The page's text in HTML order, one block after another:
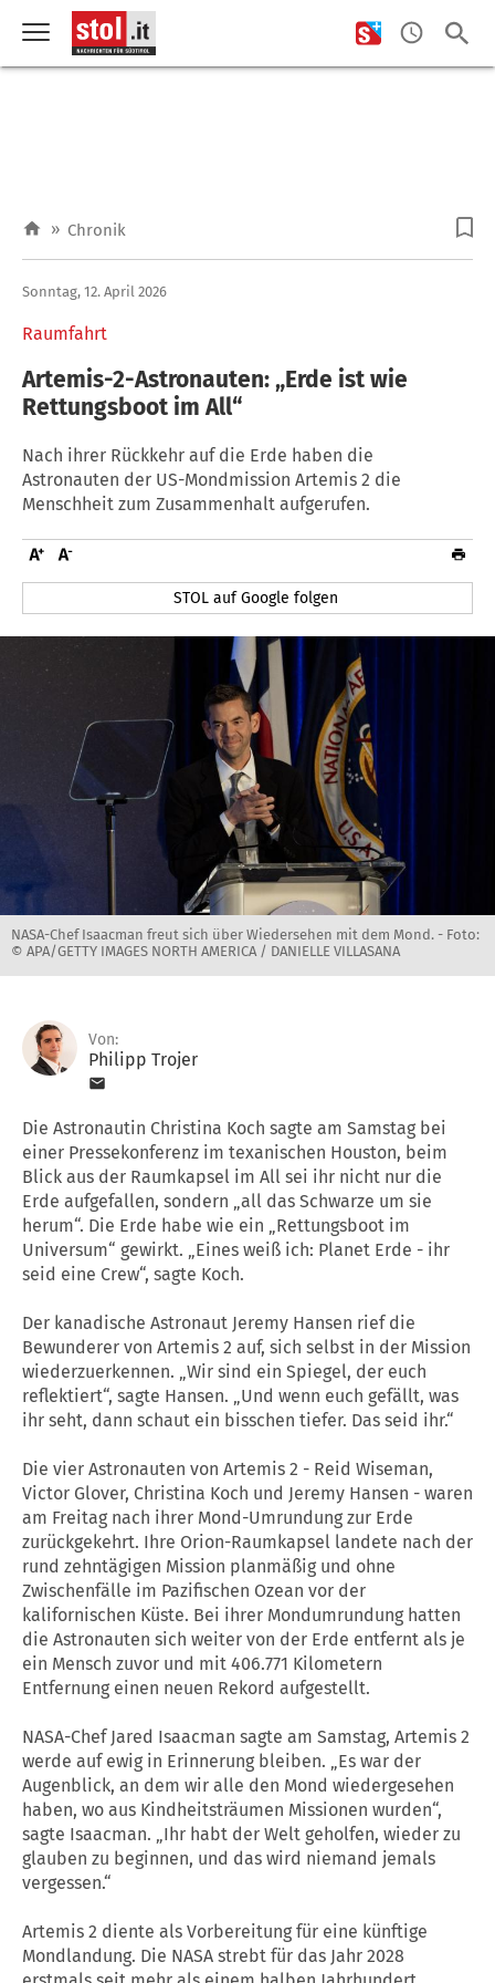
» Chronik
Raumfahrt
Sonntag, 12. April 2026
Artemis-2-Astronauten: „Erde ist wie
Rettungsboot im All“
Nach ihrer Rückkehr auf die Erde haben die
Astronauten der US-Mondmission Artemis 2 die
Menschheit zum Zusammenhalt aufgerufen.
STOL auf Google folgen
NASA-Chef Isaacman freut sich über Wiedersehen mit dem Mond. - Foto:
© APA/GETTY IMAGES NORTH AMERICA / DANIELLE VILLASANA
Von:
Philipp Trojer
Die Astronautin Christina Koch sagte am Samstag bei
einer Pressekonferenz im texanischen Houston, beim
Blick aus der Raumkapsel im All sei ihr nicht nur die
Erde aufgefallen, sondern „all das Schwarze um sie
herum“. Die Erde habe wie ein „Rettungsboot im
Universum“ gewirkt. „Eines weiß ich: Planet Erde - ihr
seid eine Crew“, sagte Koch.
Der kanadische Astronaut Jeremy Hansen rief die
Bewunderer von Artemis 2 auf, sich selbst in der Mission
wiederzuerkennen. „Wir sind ein Spiegel, der euch
reflektiert“, sagte Hansen. „Und wenn euch gefällt, was
ihr seht, dann schaut ein bisschen tiefer. Das seid ihr.“
Die vier Astronauten von Artemis 2 - Reid Wiseman,
Victor Glover, Christina Koch und Jeremy Hansen - waren
am Freitag nach ihrer Mond-Umrundung zur Erde
zurückgekehrt. Ihre Orion-Raumkapsel landete nach der
rund zehntägigen Mission planmäßig und ohne
Zwischenfälle im Pazifischen Ozean vor der
kalifornischen Küste. Bei ihrer Mondumrundung hatten
die Astronauten sich weiter von der Erde entfernt als je
ein Mensch zuvor und mit 406.771 Kilometern
Entfernung einen neuen Rekord aufgestellt.
NASA-Chef Jared Isaacman sagte am Samstag, Artemis 2
werde auf ewig in Erinnerung bleiben. „Es war der
Augenblick, an dem wir alle den Mond wiedergesehen
haben, wo aus Kindheitsträumen Missionen wurden“,
sagte Isaacman. „Ihr habt der Welt geholfen, wieder zu
glauben zu beginnen, und das wird niemand jemals
vergessen.“
Artemis 2 diente als Vorbereitung für eine künftige
Mondlandung. Die NASA strebt für das Jahr 2028